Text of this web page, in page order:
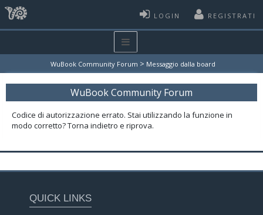
LOGIN REGISTRATI
WuBook Community Forum > Messaggio dalla board
WuBook Community Forum
Codice di autorizzazione errato. Stai utilizzando la funzione in
modo corretto? Torna indietro e riprova.
QUICK LINKS